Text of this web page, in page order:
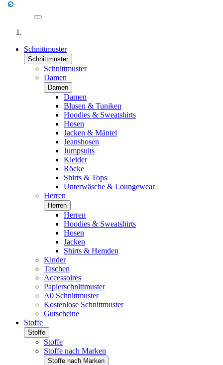
Schnittmuster
Schnittmuster
Schnittmuster
Damen
Damen
Damen
Blusen & Tuniken
Hoodies & Sweatshirts
Hosen
Jacken & Mäntel
Jeanshosen
Jumpsuits
Kleider
Röcke
Shirts & Tops
Unterwäsche & Loungewear
Herren
Herren
Herren
Hoodies & Sweatshirts
Hosen
Jacken
Shirts & Hemden
Kinder
Taschen
Accessoires
Papierschnittmuster
A0 Schnittmuster
Kostenlose Schnittmuster
Gutscheine
Stoffe
Stoffe
Stoffe
Stoffe nach Marken
Stoffe nach Marken